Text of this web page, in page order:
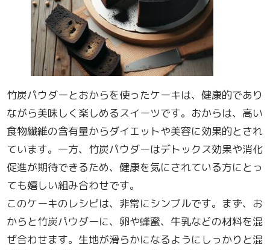
竹炭パウダーとおからを使ったケーキは、健康的であり
ながら美味しく楽しめるスイーツです。おからは、高い
食物繊維の含有量からダイエットや美容に効果的とされ
ています。一方、竹炭パウダーはデトックス効果や消化
促進が期待できるため、健康を気にされている方にとっ
ても嬉しい組み合わせです。
このケーキのレシピは、非常にシンプルです。まず、お
からと竹炭パウダーに、卵や蜂蜜、牛乳などの材料を混
ぜ合わせます。生地が滑らかになるようにしっかりと混